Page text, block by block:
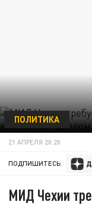
ПОЛИТИКА
21 АПРЕЛЯ 20:20
ПОДПИШИТЕСЬ:
МИД Чехии